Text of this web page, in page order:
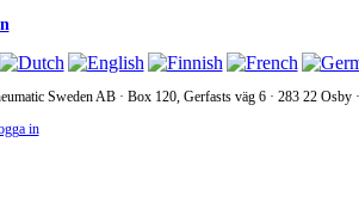
Sweden AB · Box 120, Gerfasts väg 6 · 283 22
in